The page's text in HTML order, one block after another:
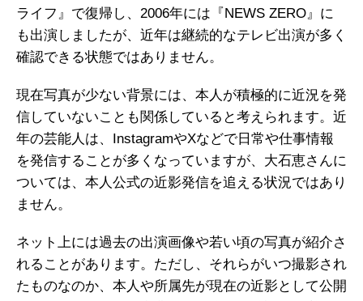
ライフ』で復帰し、2006年には『NEWS ZERO』に
も出演しましたが、近年は継続的なテレビ出演が多く
確認できる状態ではありません。
現在写真が少ない背景には、本人が積極的に近況を発
信していないことも関係していると考えられます。近
年の芸能人は、InstagramやXなどで日常や仕事情報
を発信することが多くなっていますが、大石恵さんに
ついては、本人公式の近影発信を追える状況ではあり
ません。
ネット上には過去の出演画像や若い頃の写真が紹介さ
れることがあります。ただし、それらがいつ撮影され
たものなのか、本人や所属先が現在の近影として公開